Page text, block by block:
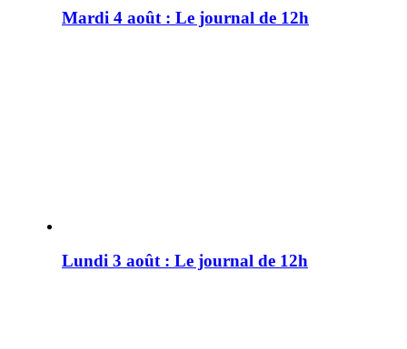
Mardi 4 août : Le journal de 12h
Lundi 3 août : Le journal de 12h